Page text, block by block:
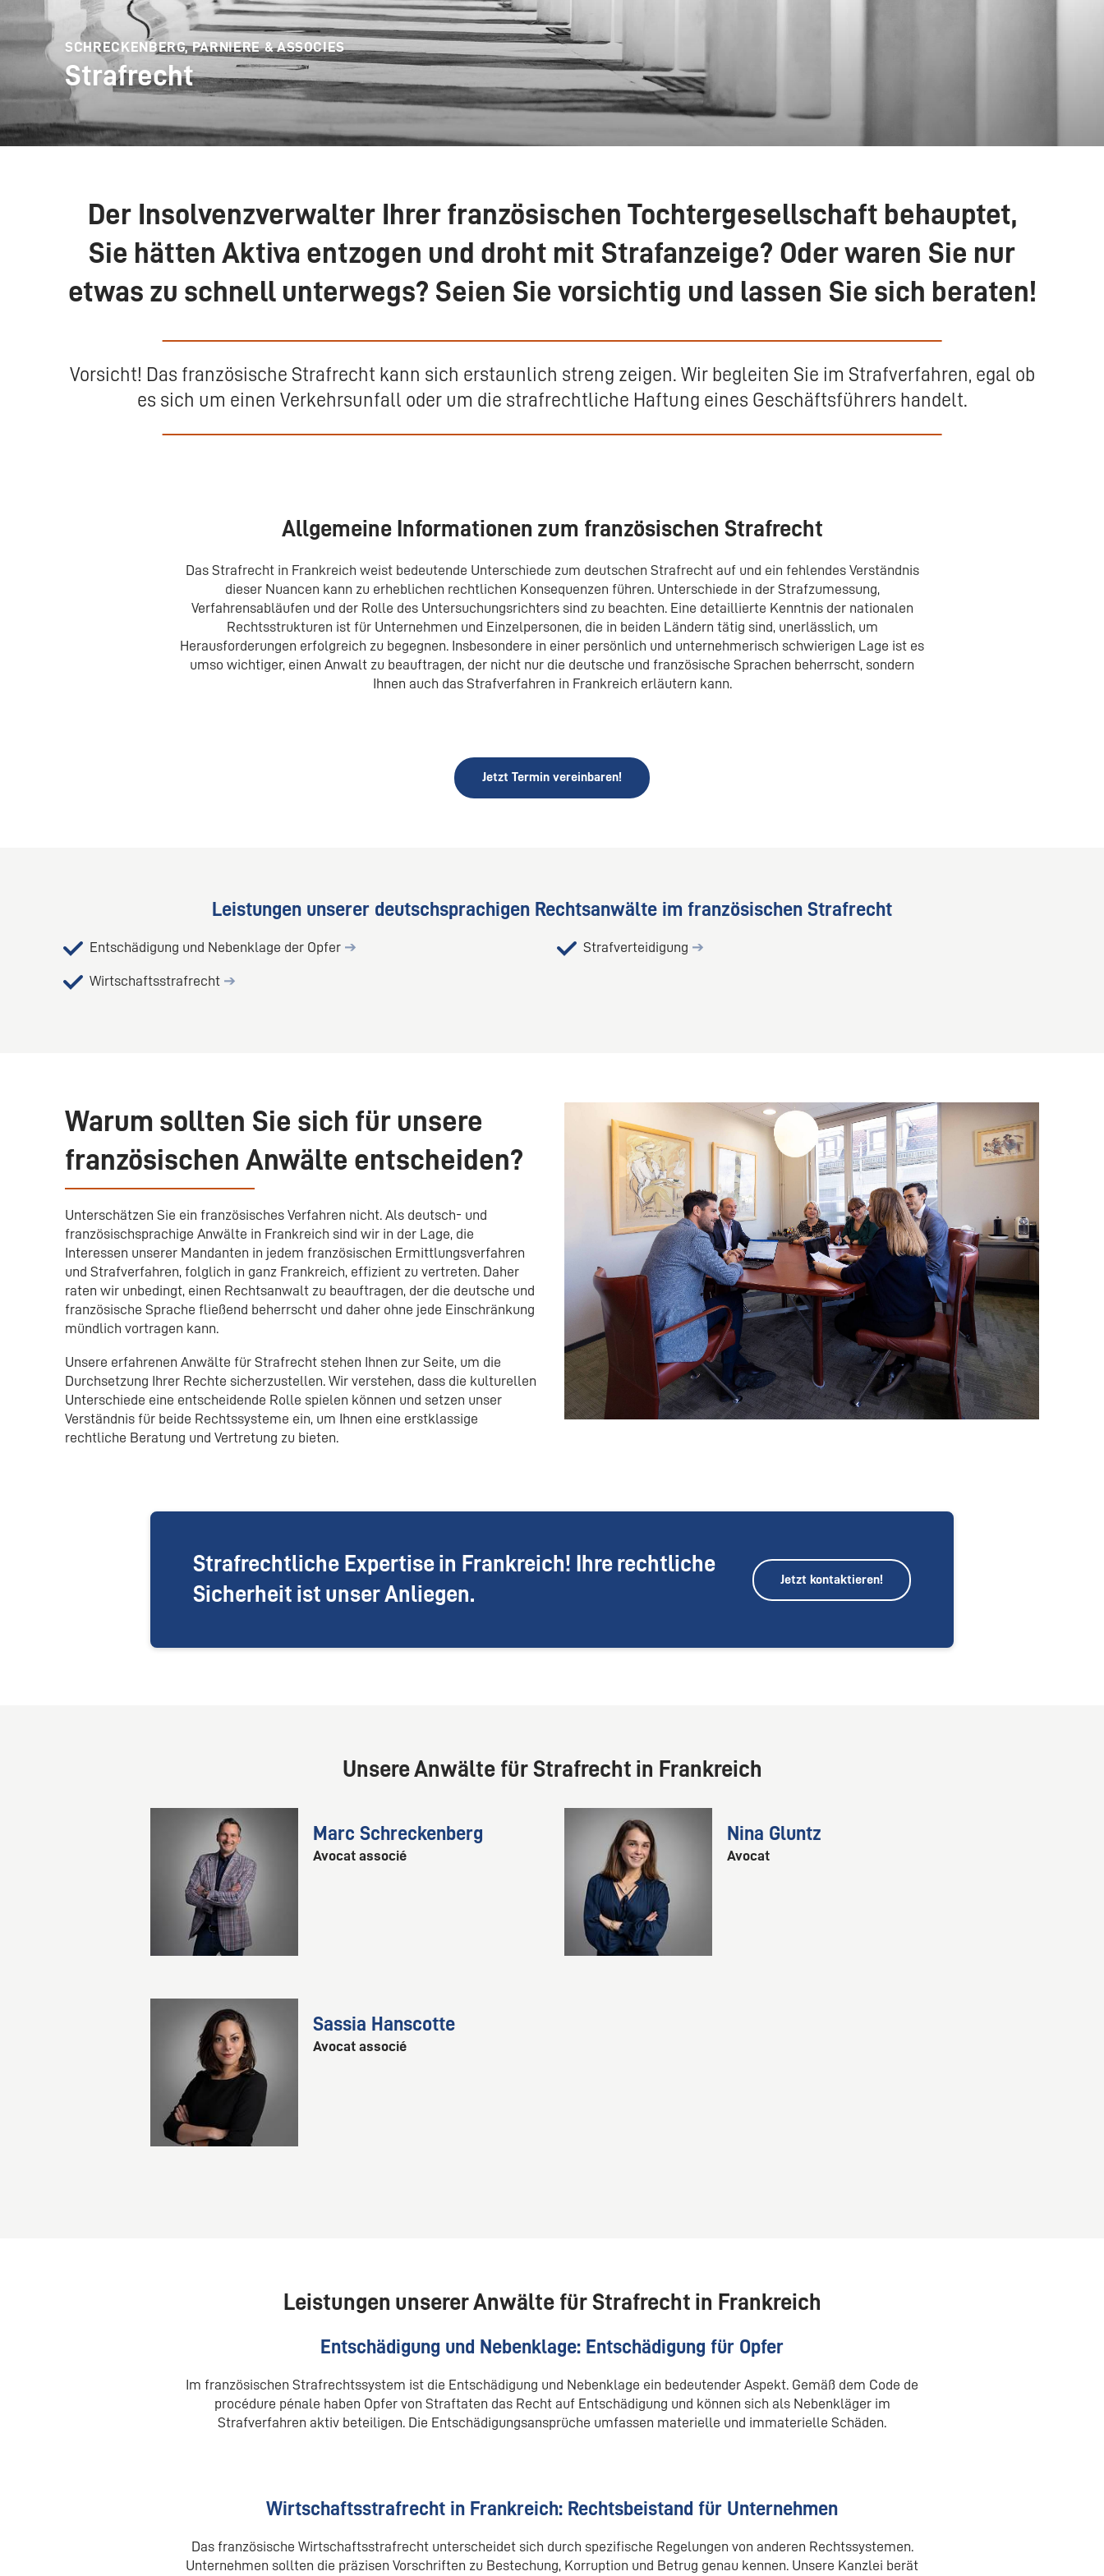
SCHRECKENBERG, PARNIERE & ASSOCIES
Strafrecht
Der Insolvenzverwalter Ihrer französischen Tochtergesellschaft behauptet,
Sie hätten Aktiva entzogen und droht mit Strafanzeige? Oder waren Sie nur
etwas zu schnell unterwegs? Seien Sie vorsichtig und lassen Sie sich beraten!
Vorsicht! Das französische Strafrecht kann sich erstaunlich streng zeigen. Wir begleiten Sie im Strafverfahren, egal ob
es sich um einen Verkehrsunfall oder um die strafrechtliche Haftung eines Geschäftsführers handelt.
Allgemeine Informationen zum französischen Strafrecht
Das Strafrecht in Frankreich weist bedeutende Unterschiede zum deutschen Strafrecht auf und ein fehlendes Verständnis
dieser Nuancen kann zu erheblichen rechtlichen Konsequenzen führen. Unterschiede in der Strafzumessung,
Verfahrensabläufen und der Rolle des Untersuchungsrichters sind zu beachten. Eine detaillierte Kenntnis der nationalen
Rechtsstrukturen ist für Unternehmen und Einzelpersonen, die in beiden Ländern tätig sind, unerlässlich, um
Herausforderungen erfolgreich zu begegnen. Insbesondere in einer persönlich und unternehmerisch schwierigen Lage ist es
umso wichtiger, einen Anwalt zu beauftragen, der nicht nur die deutsche und französische Sprachen beherrscht, sondern
Ihnen auch das Strafverfahren in Frankreich erläutern kann.
Jetzt Termin vereinbaren!
Leistungen unserer deutschsprachigen Rechtsanwälte im französischen Strafrecht
Entschädigung und Nebenklage der Opfer ➔
Wirtschaftsstrafrecht ➔
Strafverteidigung ➔
Warum sollten Sie sich für unsere
französischen Anwälte entscheiden?
Unterschätzen Sie ein französisches Verfahren nicht. Als deutsch- und
französischsprachige Anwälte in Frankreich sind wir in der Lage, die
Interessen unserer Mandanten in jedem französischen Ermittlungsverfahren
und Strafverfahren, folglich in ganz Frankreich, efﬁzient zu vertreten. Daher
raten wir unbedingt, einen Rechtsanwalt zu beauftragen, der die deutsche und
französische Sprache ﬂießend beherrscht und daher ohne jede Einschränkung
mündlich vortragen kann.
Unsere erfahrenen Anwälte für Strafrecht stehen Ihnen zur Seite, um die
Durchsetzung Ihrer Rechte sicherzustellen. Wir verstehen, dass die kulturellen
Unterschiede eine entscheidende Rolle spielen können und setzen unser
Verständnis für beide Rechtssysteme ein, um Ihnen eine erstklassige
rechtliche Beratung und Vertretung zu bieten.
Strafrechtliche Expertise in Frankreich! Ihre rechtliche
Sicherheit ist unser Anliegen.
Jetzt kontaktieren!
Unsere Anwälte für Strafrecht in Frankreich
Marc Schreckenberg
Avocat associé
Nina Gluntz
Avocat
Sassia Hanscotte
Avocat associé
Leistungen unserer Anwälte für Strafrecht in Frankreich
Entschädigung und Nebenklage: Entschädigung für Opfer
Im französischen Strafrechtssystem ist die Entschädigung und Nebenklage ein bedeutender Aspekt. Gemäß dem Code de
procédure pénale haben Opfer von Straftaten das Recht auf Entschädigung und können sich als Nebenkläger im
Strafverfahren aktiv beteiligen. Die Entschädigungsansprüche umfassen materielle und immaterielle Schäden.
Wirtschaftsstrafrecht in Frankreich: Rechtsbeistand für Unternehmen
Das französische Wirtschaftsstrafrecht unterscheidet sich durch speziﬁsche Regelungen von anderen Rechtssystemen.
Unternehmen sollten die präzisen Vorschriften zu Bestechung, Korruption und Betrug genau kennen. Unsere Kanzlei berät